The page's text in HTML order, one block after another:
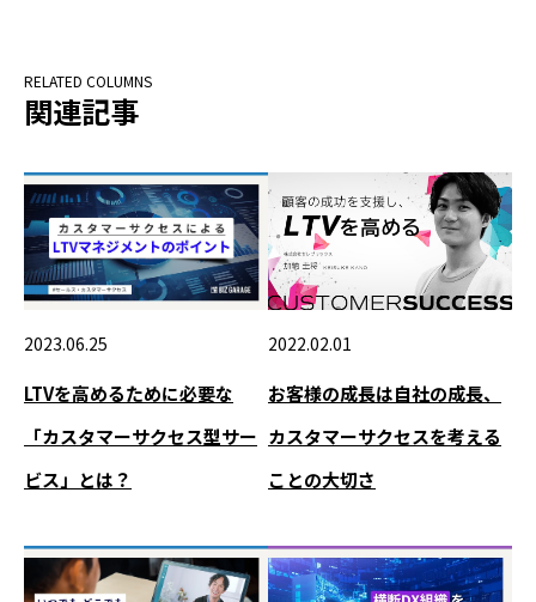
関連記事
2023.06.25
LTVを高めるために必要な
「カスタマーサクセス型サー
ビス」とは？
2022.02.01
お客様の成長は自社の成長、
カスタマーサクセスを考える
ことの大切さ